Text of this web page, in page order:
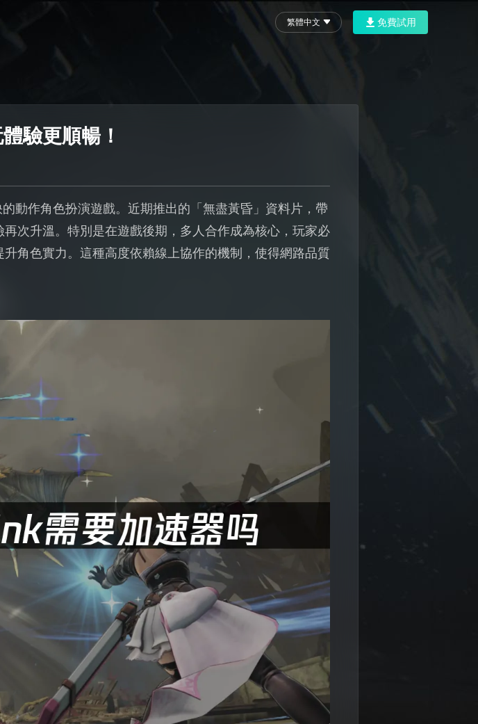
繁體中文 免費試用
驗更順暢！
動作角色扮演遊戲。近期推出的「無盡黃昏」資料片，帶
次升溫。特別是在遊戲後期，多人合作成為核心，玩家必
角色實力。這種高度依賴線上協作的機制，使得網路品質